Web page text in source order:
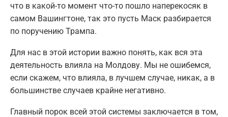
что в какой-то момент что-то пошло наперекосяк в
самом Вашингтоне, так это пусть Маск разбирается
по поручению Трампа.
Для нас в этой истории важно понять, как вся эта
деятельность влияла на Молдову. Мы не ошибемся,
если скажем, что влияла, в лучшем случае, никак, а в
большинстве случаев крайне негативно.
Главный порок всей этой системы заключается в том,